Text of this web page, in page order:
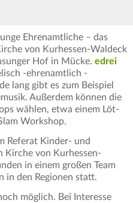
Ehrenamtliche – das
von Kurhessen-Waldeck
Hof in Mücke. edrei
-ehrenamtlich -
lang gibt es zum Beispiel
Außerdem können die
wählen, etwa einem Löt-
Workshop.
Referat Kinder- und
Kirche von Kurhessen-
in einem großen Team
in den Regionen statt.
möglich. Bei Interesse